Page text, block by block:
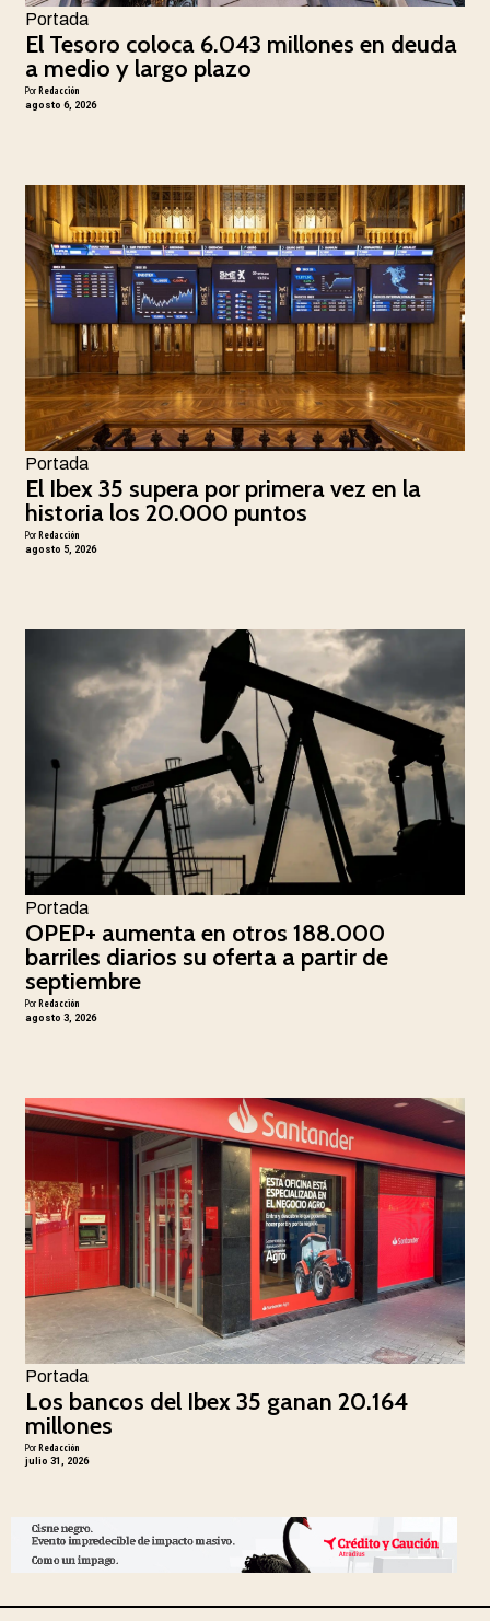
Portada
El Tesoro coloca 6.043 millones en deuda
a medio y largo plazo
PorRedacción
agosto 6, 2026
Portada
El Ibex 35 supera por primera vez en la
historia los 20.000 puntos
PorRedacción
agosto 5, 2026
Portada
OPEP+ aumenta en otros 188.000
barriles diarios su oferta a partir de
septiembre
PorRedacción
agosto 3, 2026
Portada
Los bancos del Ibex 35 ganan 20.164
millones
PorRedacción
julio 31, 2026